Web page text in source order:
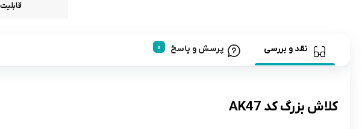
نقد و بررسی پرسش و پاسخ
کلاش بزرگ کد AK47